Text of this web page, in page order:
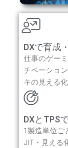
DXで育成
仕事のゲー
チベーショ
キの見える
DXとTPS
1製造単位ご
JIT・見える